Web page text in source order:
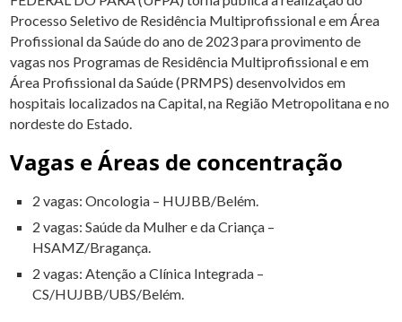
Processo Seletivo de Residência Multiprofissional e em Área
Profissional da Saúde do ano de 2023 para provimento de
vagas nos Programas de Residência Multiprofissional e em
Área Profissional da Saúde (PRMPS) desenvolvidos em
hospitais localizados na Capital, na Região Metropolitana e no
nordeste do Estado.
Vagas e Áreas de concentração
2 vagas: Oncologia – HUJBB/Belém.
2 vagas: Saúde da Mulher e da Criança –
HSAMZ/Bragança.
2 vagas: Atenção a Clínica Integrada –
CS/HUJBB/UBS/Belém.